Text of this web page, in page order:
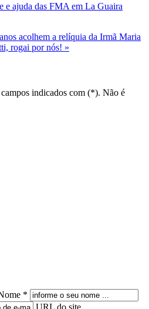
e ajuda das FMA em La Guaira
acolhem a relíquia da Irmã Maria
rogai por nós! »
indicados com (*). Não é
*